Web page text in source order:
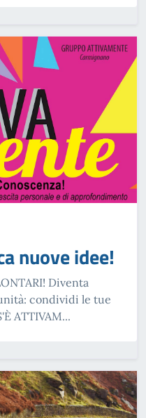
nuove idee!
Diventa
condividi le tue
ATTIVAM...